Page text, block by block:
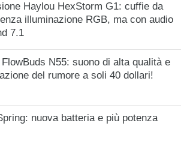
Haylou HexStorm G1: cuffie da
illuminazione RGB, ma con audio
7.1
FlowBuds N55: suono di alta qualità e
del rumore a soli 40 dollari!
nuova batteria e più potenza